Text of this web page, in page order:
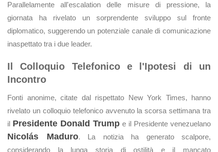
Parallelamente all'escalation delle misure di pressione, la
giornata ha rivelato un sorprendente sviluppo sul fronte
diplomatico, suggerendo un potenziale canale di comunicazione
inaspettato tra i due leader.
Il Colloquio Telefonico e l'Ipotesi di un
Incontro
Fonti anonime, citate dal rispettato New York Times, hanno
rivelato un colloquio telefonico avvenuto la scorsa settimana tra
il Presidente Donald Trump e il Presidente venezuelano
Nicolás Maduro. La notizia ha generato scalpore,
considerando la lunga storia di ostilità e il mancato